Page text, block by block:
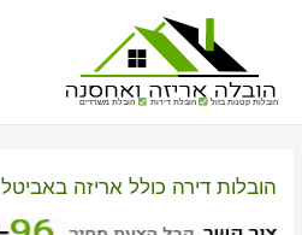
הובלות קטנות בזול הובלת דירות הובלת משרדים
הובלות דירה כולל אריזה באביטל